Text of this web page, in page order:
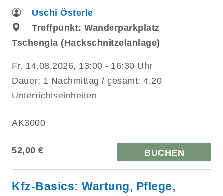
Uschi Österle
Treffpunkt: Wanderparkplatz
Tschengla (Hackschnitzelanlage)
Fr. 14.08.2026, 13:00 - 16:30 Uhr
Dauer: 1 Nachmittag / gesamt: 4,20
Unterrichtseinheiten
AK3000
52,00 € BUCHEN
Kfz-Basics: Wartung, Pflege,